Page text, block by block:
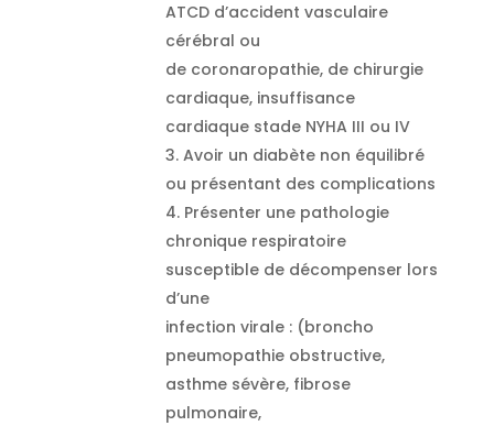
ATCD d’accident vasculaire
cérébral ou
de coronaropathie, de chirurgie
cardiaque, insuffisance
cardiaque stade NYHA III ou IV
Avoir un diabète non équilibré
ou présentant des complications
Présenter une pathologie
chronique respiratoire
susceptible de décompenser lors
d’une
infection virale : (broncho
pneumopathie obstructive,
asthme sévère, fibrose
pulmonaire,